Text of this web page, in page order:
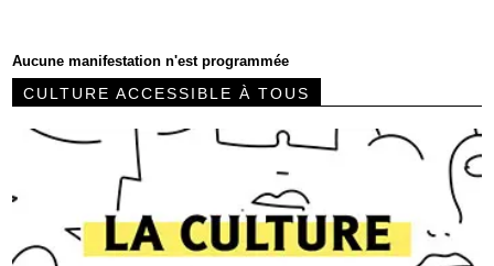
Contacts
Aucune manifestation n'est programmée
CULTURE ACCESSIBLE À TOUS